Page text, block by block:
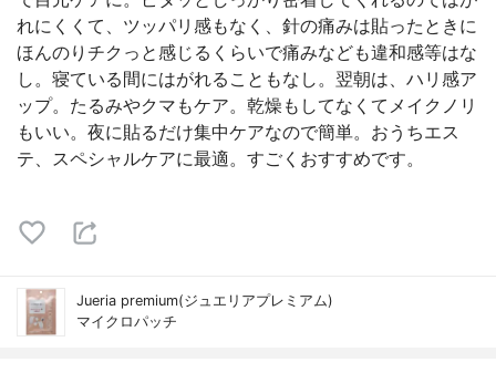
れにくくて、ツッパリ感もなく、針の痛みは貼ったときに
ほんのりチクっと感じるくらいで痛みなども違和感等はな
し。寝ている間にはがれることもなし。翌朝は、ハリ感ア
ップ。たるみやクマもケア。乾燥もしてなくてメイクノリ
もいい。夜に貼るだけ集中ケアなので簡単。おうちエス
テ、スペシャルケアに最適。すごくおすすめです。
Jueria premium(ジュエリアプレミアム)
マイクロパッチ